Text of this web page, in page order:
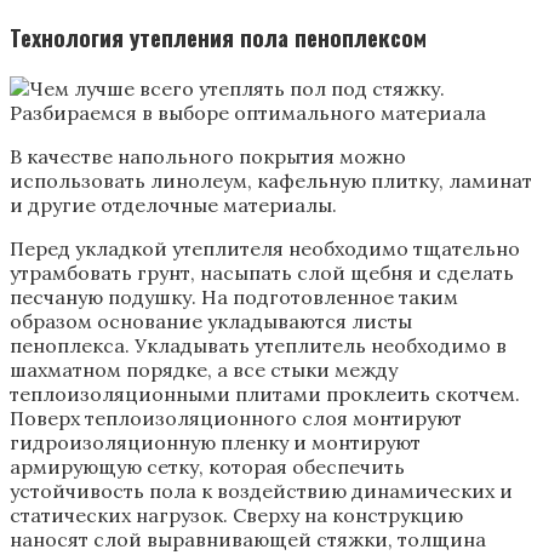
Технология утепления пола пеноплексом
В качестве напольного покрытия можно
использовать линолеум, кафельную плитку, ламинат
и другие отделочные материалы.
Перед укладкой утеплителя необходимо тщательно
утрамбовать грунт, насыпать слой щебня и сделать
песчаную подушку. На подготовленное таким
образом основание укладываются листы
пеноплекса. Укладывать утеплитель необходимо в
шахматном порядке, а все стыки между
теплоизоляционными плитами проклеить скотчем.
Поверх теплоизоляционного слоя монтируют
гидроизоляционную пленку и монтируют
армирующую сетку, которая обеспечить
устойчивость пола к воздействию динамических и
статических нагрузок. Сверху на конструкцию
наносят слой выравнивающей стяжки, толщина